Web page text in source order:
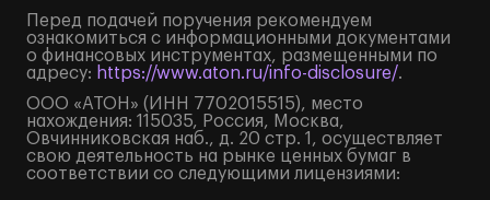
Перед подачей поручения рекомендуем
ознакомиться с информационными документами
о финансовых инструментах, размещенными по
адресу: https://www.aton.ru/info-disclosure/.
ООО «АТОН» (ИНН 7702015515), место
нахождения: 115035, Россия, Москва,
Овчинниковская наб., д. 20 стр. 1, осуществляет
свою деятельность на рынке ценных бумаг в
соответствии со следующими лицензиями: